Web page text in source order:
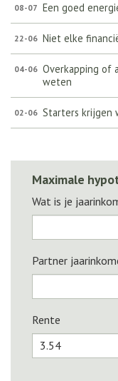
08-07 Een goed
22-06 Niet elke
04-06 Overkapping of
weten
02-06 Starters krijgen
Maximale
Wat is je
Partner
Rente